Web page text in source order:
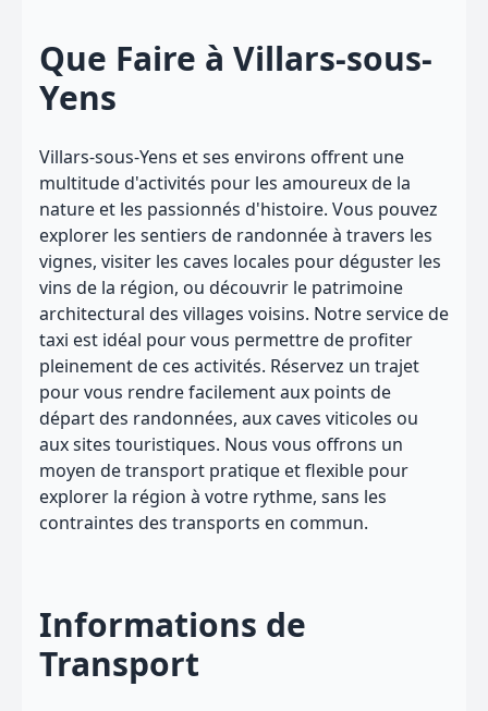
Que Faire à Villars-sous-
Yens
Villars-sous-Yens et ses environs offrent une
multitude d'activités pour les amoureux de la
nature et les passionnés d'histoire. Vous pouvez
explorer les sentiers de randonnée à travers les
vignes, visiter les caves locales pour déguster les
vins de la région, ou découvrir le patrimoine
architectural des villages voisins. Notre service de
taxi est idéal pour vous permettre de profiter
pleinement de ces activités. Réservez un trajet
pour vous rendre facilement aux points de
départ des randonnées, aux caves viticoles ou
aux sites touristiques. Nous vous offrons un
moyen de transport pratique et flexible pour
explorer la région à votre rythme, sans les
contraintes des transports en commun.
Informations de
Transport